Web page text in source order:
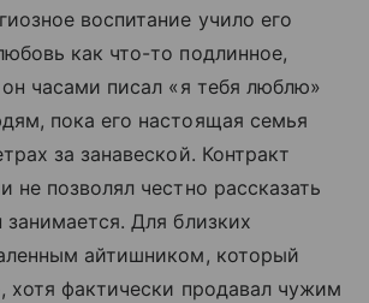
воспитание учило его
как что-то подлинное,
часами писал «я тебя люблю»
пока его настоящая семья
за занавеской. Контракт
не позволял честно рассказать
Для близких
айтишником, который
хотя фактически продавал чужим